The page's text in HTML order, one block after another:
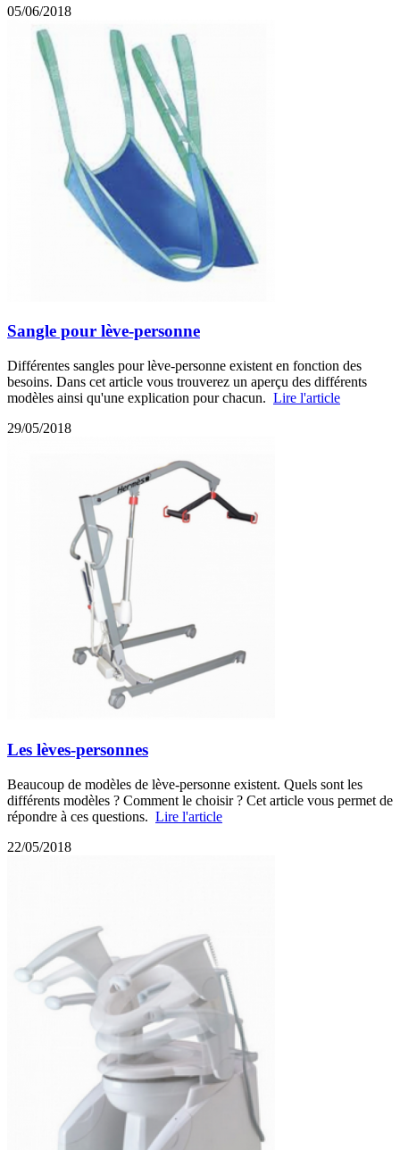
05/06/2018
Sangle pour lève-personne
Différentes sangles pour lève-personne existent en fonction des
besoins. Dans cet article vous trouverez un aperçu des différents
modèles ainsi qu'une explication pour chacun. Lire l'article
29/05/2018
Les lèves-personnes
Beaucoup de modèles de lève-personne existent. Quels sont les
différents modèles ? Comment le choisir ? Cet article vous permet de
répondre à ces questions. Lire l'article
22/05/2018